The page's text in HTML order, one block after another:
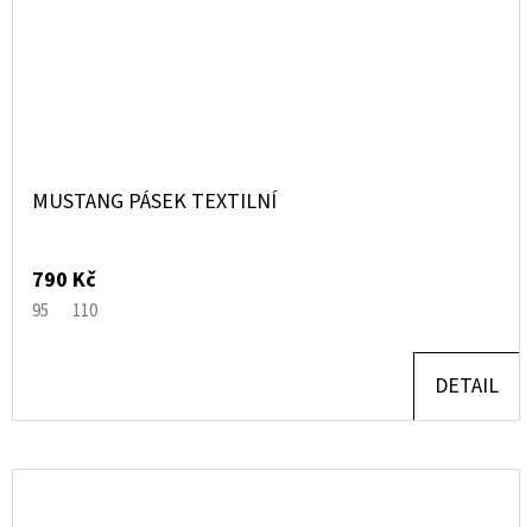
MUSTANG PÁSEK TEXTILNÍ
790 Kč
95 110
DETAIL